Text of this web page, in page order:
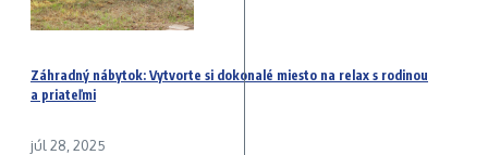
Záhradný nábytok: Vytvorte si dokonalé miesto na relax s rodinou
a priateľmi
júl 28, 2025